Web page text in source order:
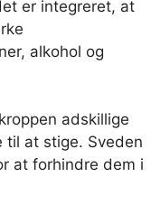
er integreret, at
alkohol og
adskillige
til at stige. Sveden
at forhindre dem i